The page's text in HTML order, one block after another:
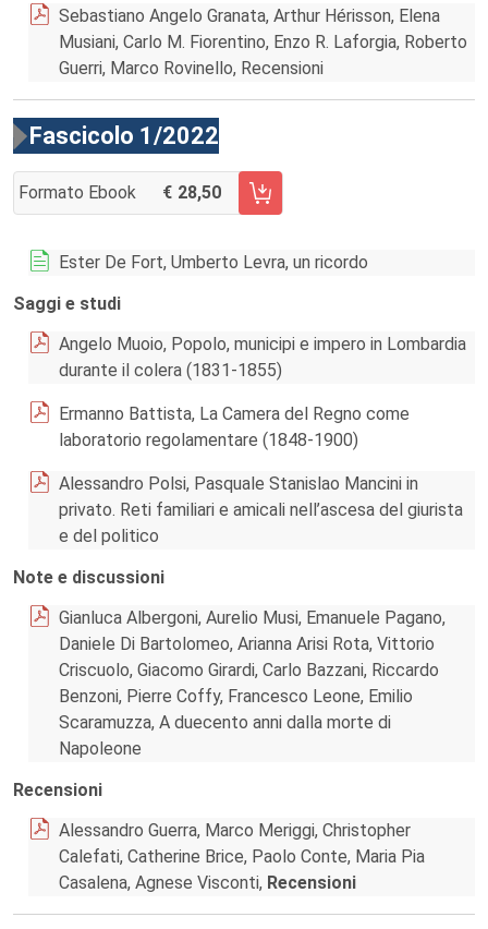
Sebastiano Angelo Granata, Arthur Hérisson, Elena
Musiani, Carlo M. Fiorentino, Enzo R. Laforgia, Roberto
Guerri, Marco Rovinello, Recensioni
Fascicolo 1/2022
Formato Ebook 28,50
AGGIUNGI AL CARRELLO FASCICOLO 1/2022
Ester De Fort, Umberto Levra, un ricordo
Saggi e studi
Angelo Muoio, Popolo, municipi e impero in Lombardia
durante il colera (1831-1855)
Ermanno Battista, La Camera del Regno come
laboratorio regolamentare (1848-1900)
Alessandro Polsi, Pasquale Stanislao Mancini in
privato. Reti familiari e amicali nell’ascesa del giurista
e del politico
Note e discussioni
Gianluca Albergoni, Aurelio Musi, Emanuele Pagano,
Daniele Di Bartolomeo, Arianna Arisi Rota, Vittorio
Criscuolo, Giacomo Girardi, Carlo Bazzani, Riccardo
Benzoni, Pierre Coffy, Francesco Leone, Emilio
Scaramuzza, A duecento anni dalla morte di
Napoleone
Recensioni
Alessandro Guerra, Marco Meriggi, Christopher
Calefati, Catherine Brice, Paolo Conte, Maria Pia
Casalena, Agnese Visconti, Recensioni